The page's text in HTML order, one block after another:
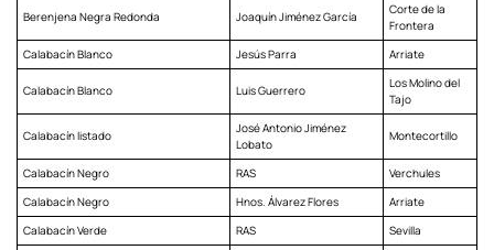
Berenjena Negra Redonda Joaquín Jiménez García
Corte de la
Frontera
Calabacín Blanco
Jesús Parra Arriate
Calabacín Blanco Luis Guerrero
Los Molino del
Tajo
Calabacín listado
José Antonio Jiménez
Lobato
Montecortillo
Calabacín Negro RAS
Verchules
Calabacín Negro
Hnos. Álvarez Flores
Arriate
Calabacín Verde
RAS
Sevilla